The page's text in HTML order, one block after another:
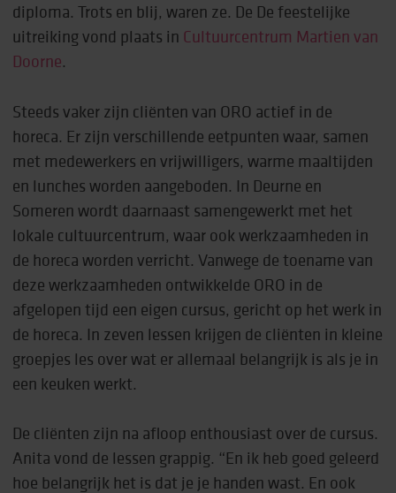
diploma. Trots en blij, waren ze. De De feestelijke
uitreiking vond plaats in Cultuurcentrum Martien van
Doorne.
Steeds vaker zijn cliënten van ORO actief in de
horeca. Er zijn verschillende eetpunten waar, samen
met medewerkers en vrijwilligers, warme maaltijden
en lunches worden aangeboden. In Deurne en
Someren wordt daarnaast samengewerkt met het
lokale cultuurcentrum, waar ook werkzaamheden in
de horeca worden verricht. Vanwege de toename van
deze werkzaamheden ontwikkelde ORO in de
afgelopen tijd een eigen cursus, gericht op het werk in
de horeca. In zeven lessen krijgen de cliënten in kleine
groepjes les over wat er allemaal belangrijk is als je in
een keuken werkt.
De cliënten zijn na afloop enthousiast over de cursus.
Anita vond de lessen grappig. “En ik heb goed geleerd
hoe belangrijk het is dat je je handen wast. En ook